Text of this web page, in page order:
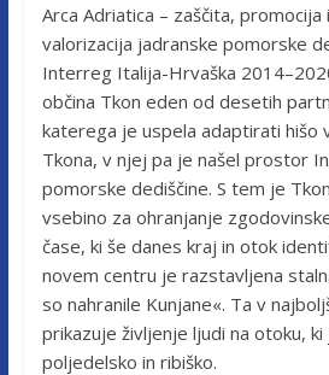
Arca Adriatica – zaščita, promocija
valorizacija jadranske pomorske
Interreg Italija-Hrvaška
občina Tkon eden od desetih
katerega je uspela adaptirati hišo
Tkona, v njej pa je našel prostor
pomorske dediščine. S tem je
vsebino za ohranjanje
čase, ki še danes kraj in otok
novem centru je razstavljena
so nahranile Kunjane«. Ta v
prikazuje življenje ljudi na otoku,
poljedelsko in ribiško.